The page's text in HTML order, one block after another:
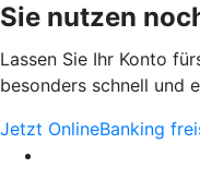
Sie nutzen
Lassen Sie Ihr Konto
besonders schnell und
Jetzt OnlineBanking